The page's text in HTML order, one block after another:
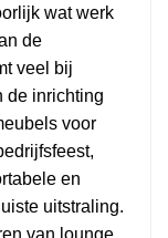
wat werk
de
veel bij
de inrichting
voor
en
uitstraling.
van lounge